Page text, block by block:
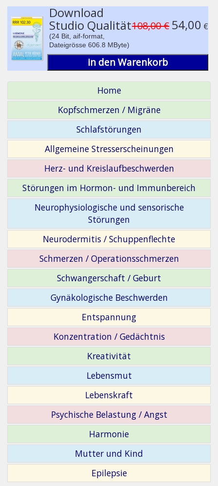
Download
Studio Qualität
(24 Bit, aif-format,
Dateigrösse 606.8 MByte)
108,00 € 54,00 €
in den Warenkorb
Home
Kopfschmerzen / Migräne
Schlafstörungen
Allgemeine Stresserscheinungen
Herz- und Kreislaufbeschwerden
Störungen im Hormon- und Immunbereich
Neurophysiologische und sensorische
Störungen
Neurodermitis / Schuppenflechte
Schmerzen / Operationsschmerzen
Schwangerschaft / Geburt
Gynäkologische Beschwerden
Entspannung
Konzentration / Gedächtnis
Kreativität
Lebensmut
Lebenskraft
Psychische Belastung / Angst
Harmonie
Mutter und Kind
Epilepsie